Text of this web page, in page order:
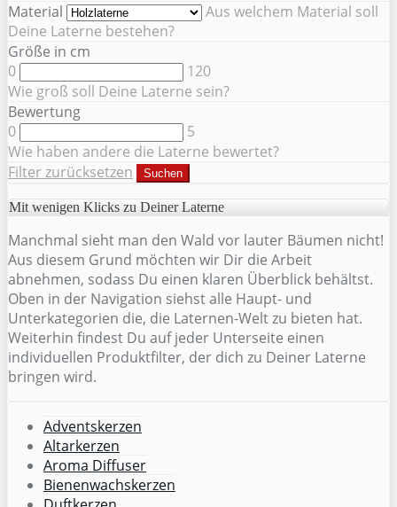
Material
Aus welchem Material soll
Deine Laterne bestehen?
Größe in cm
0
120
Wie groß soll Deine Laterne sein?
Bewertung
0
5
Wie haben andere die Laterne bewertet?
Filter zurücksetzen
Suchen
Mit wenigen Klicks zu Deiner Laterne
Manchmal sieht man den Wald vor lauter Bäumen nicht!
Aus diesem Grund möchten wir Dir die Arbeit
abnehmen, sodass Du einen klaren Überblick behältst.
Oben in der Navigation siehst alle Haupt- und
Unterkategorien die, die Laternen-Welt zu bieten hat.
Weiterhin findest Du auf jeder Unterseite einen
individuellen Produktfilter, der dich zu Deiner Laterne
bringen wird.
Adventskerzen
Altarkerzen
Aroma Diffuser
Bienenwachskerzen